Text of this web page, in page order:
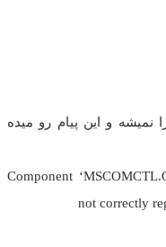
نمیشه و این پیام رو میده
Component
not correctly